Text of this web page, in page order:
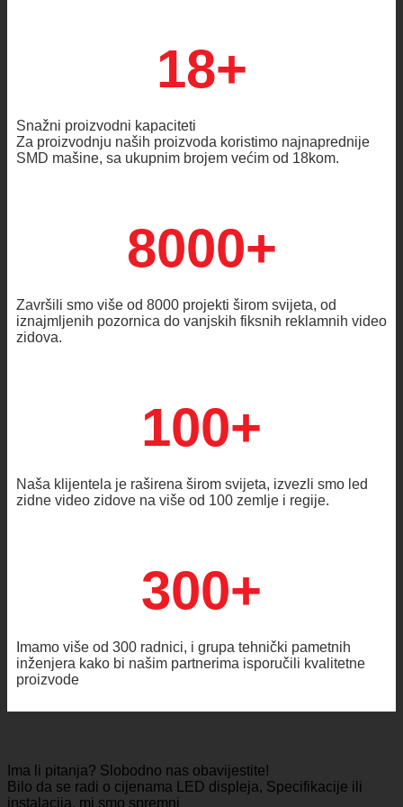
18+
Snažni proizvodni kapaciteti
Za proizvodnju naših proizvoda koristimo najnaprednije
SMD mašine, sa ukupnim brojem većim od 18kom.
8000+
Završili smo više od 8000 projekti širom svijeta, od
iznajmljenih pozornica do vanjskih fiksnih reklamnih video
zidova.
100+
Naša klijentela je raširena širom svijeta, izvezli smo led
zidne video zidove na više od 100 zemlje i regije.
300+
Imamo više od 300 radnici, i grupa tehnički pametnih
inženjera kako bi našim partnerima isporučili kvalitetne
proizvode
Ima li pitanja? Slobodno nas obavijestite!
Bilo da se radi o cijenama LED displeja, Specifikacije ili
instalacija, mi smo spremni